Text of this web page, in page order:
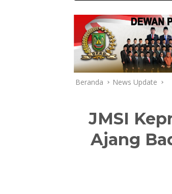
Beranda News Update
JMSI
Ajang